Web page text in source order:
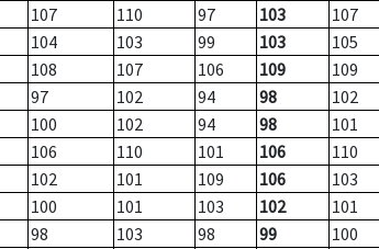
107 110 97 103
107
104 103 99 103
105
108 107 106 109
109
97 102 94 98
102
100 102 94 98
101
106 110 101 106
110
102 101 109 106
103
100 101 103 102
101
98 103 98 99
100